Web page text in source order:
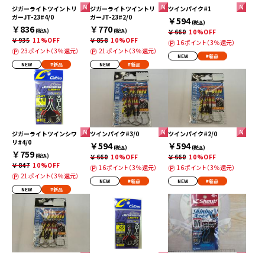
ジガーライトツイントリ
ガーJT-23#4/0
￥836(税込)
￥935 11%OFF
23ポイント（3％還元）
NEW #新品
ジガーライトツイントリ
ガーJT-23#2/0
￥770(税込)
￥858 10%OFF
21ポイント（3％還元）
NEW #新品
ツインパイク#1
￥594(税込)
￥660 10%OFF
16ポイント（3％還元）
NEW #新品
ジガーライトツインシワ
リ#4/0
￥759(税込)
￥847 10%OFF
21ポイント（3％還元）
NEW #新品
ツインパイク#3/0
￥594(税込)
￥660 10%OFF
16ポイント（3％還元）
NEW #新品
ツインパイク#2/0
￥594(税込)
￥660 10%OFF
16ポイント（3％還元）
NEW #新品